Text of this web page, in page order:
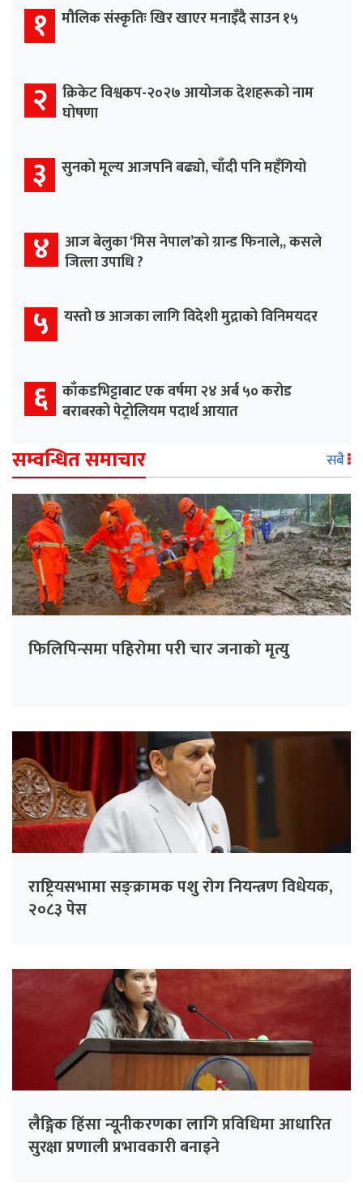
१ मौलिक संस्कृतिः खिर खाएर मनाइँदै साउन १५
२ क्रिकेट विश्वकप-२०२७ आयोजक देशहरूको नाम
घोषणा
३ सुनको मूल्य आजपनि बढ्यो, चाँदी पनि महँगियो
४ आज बेलुका ‘मिस नेपाल’को ग्रान्ड फिनाले,, कसले
जित्ला उपाधि ?
५ यस्तो छ आजका लागि विदेशी मुद्राको विनिमयदर
६ काँकडभिट्टाबाट एक वर्षमा २४ अर्ब ५० करोड
बराबरको पेट्रोलियम पदार्थ आयात
सम्वन्धित समाचार सबै
फिलिपिन्समा पहिरोमा परी चार जनाको मृत्यु
राष्ट्रियसभामा सङ्क्रामक पशु रोग नियन्त्रण विधेयक,
२०८३ पेस
लैङ्गिक हिंसा न्यूनीकरणका लागि प्रविधिमा आधारित
सुरक्षा प्रणाली प्रभावकारी बनाइने